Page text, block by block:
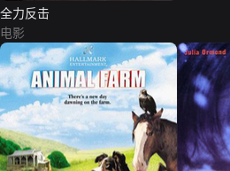
全力反击
电影